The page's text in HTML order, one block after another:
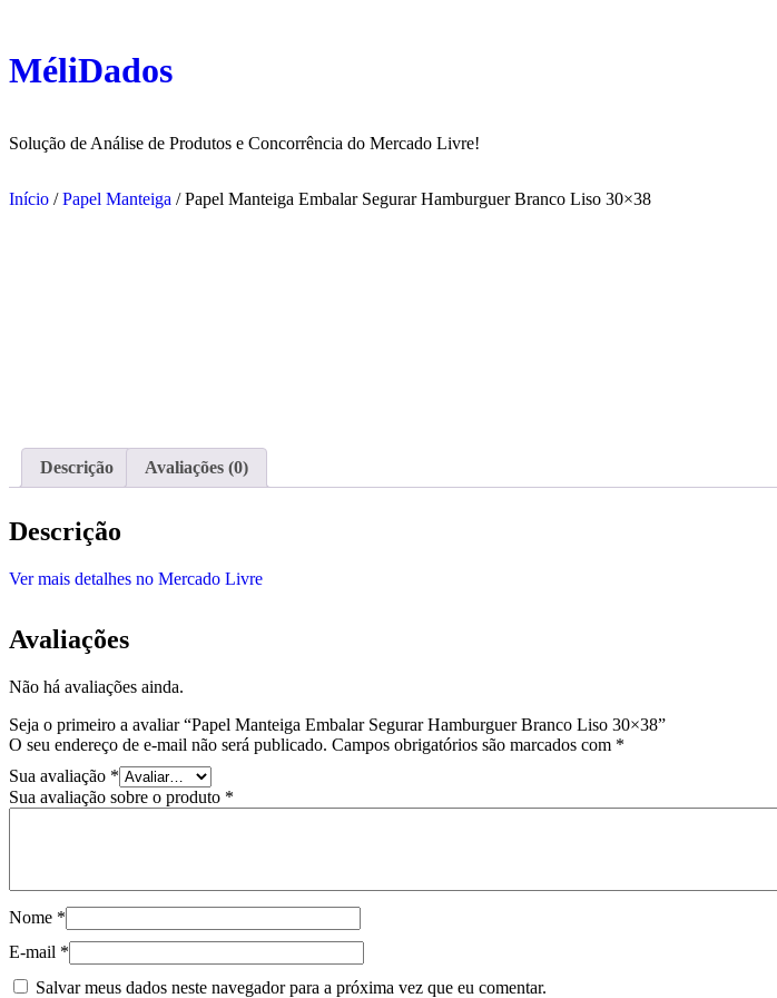
o
conteúdo
MéliDados
Solução de Análise de Produtos e Concorrência do Mercado Livre!
Início /Papel Manteiga / Papel Manteiga Embalar Segurar Hamburguer Branco Liso 30×38
Descrição Avaliações (0)
Descrição
Ver mais detalhes no Mercado Livre
Avaliações
Não há avaliações ainda.
Seja o primeiro a avaliar “Papel Manteiga Embalar Segurar Hamburguer Branco Liso 30×38”
O seu endereço de e-mail não será publicado. Campos obrigatórios são marcados com *
Sua avaliação *
Sua avaliação sobre o produto *
Nome *
E-mail *
Salvar meus dados neste navegador para a próxima vez que eu comentar.